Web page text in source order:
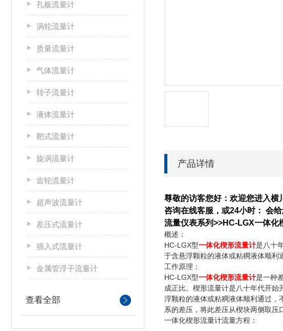
孔板流量计
涡轮流量计
质量流量计
气体流量计
转子流量计
液体流量计
靶式流量计
旋涡流量计
齿轮流量计
超声波流量计
差压式流量计
插入式流量计
金属管浮子流量计
查看全部
产品详情
尊敬的访客您好：欢迎您进入
咨询在线客服，或24小时： 会
流量仪表系列>>HC-LGX一体化
概述：
HC-LGX型一体化楔形流量计是八十
于含悬浮颗粒的液体或粘稠液体顺利
工作原理：
HC-LGX型一体化楔形流量计是一种
成正比。楔形流量计是八十年代开
浮颗粒的液体或粘稠液体顺利通过，
系的差压，将此差压从楔块两侧取压
一体化楔形流量计流量方程：